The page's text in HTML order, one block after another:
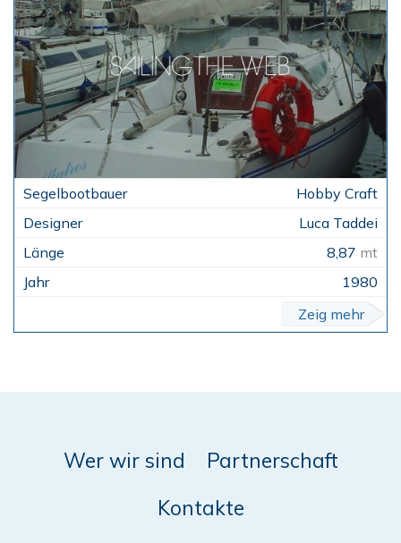
Hobby Craft
Luca Taddei
8,87 mt
1980
Zeig mehr
Wer wir sind
Partnerschaft
Kontakte